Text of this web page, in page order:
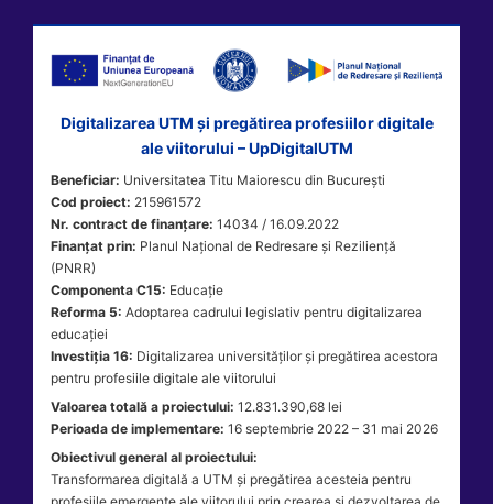
Digitalizarea UTM și pregătirea profesiilor digitale
ale viitorului – UpDigitalUTM
Beneficiar: Universitatea Titu Maiorescu din București
Cod proiect: 215961572
Nr. contract de finanțare: 14034 / 16.09.2022
Finanțat prin: Planul Național de Redresare și Reziliență
(PNRR)
Componenta C15: Educație
Reforma 5: Adoptarea cadrului legislativ pentru digitalizarea
educației
Investiția 16: Digitalizarea universităților și pregătirea acestora
pentru profesiile digitale ale viitorului
Valoarea totală a proiectului: 12.831.390,68 lei
Perioada de implementare: 16 septembrie 2022 – 31 mai 2026
Obiectivul general al proiectului:
Transformarea digitală a UTM și pregătirea acesteia pentru
profesiile emergente ale viitorului prin crearea și dezvoltarea de